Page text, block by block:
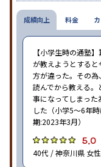
成績向上
【小学生時の通塾
が教えようとする
方が違った。その為
読んでから教える。
事になってしまっ
した（小学5〜6年
期:2023年3月）
5.0
40代 / 神奈川県 女性
料金